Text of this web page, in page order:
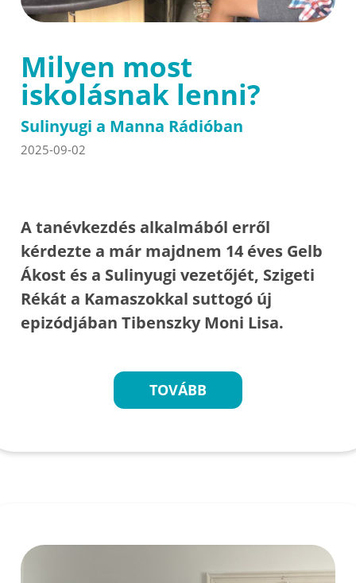
Milyen most
iskolásnak lenni?
Sulinyugi a Manna Rádióban
2025-09-02
A tanévkezdés alkalmából erről
kérdezte a már majdnem 14 éves Gelb
Ákost és a Sulinyugi vezetőjét, Szigeti
Rékát a Kamaszokkal suttogó új
epizódjában Tibenszky Moni Lisa.
TOVÁBB